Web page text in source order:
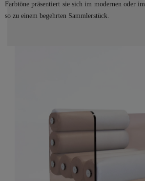
Farbtöne präsentiert sie sich im modernen oder
so zu einem begehrten Sammlerstück.